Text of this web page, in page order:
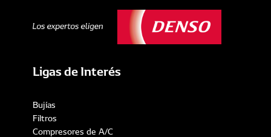
Ligas de Interés
Bujías
Filtros
Compresores de A/C